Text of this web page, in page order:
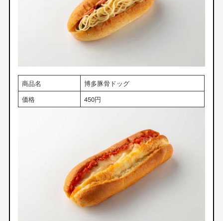
商品名
博多豚骨ドッグ
価格
450円